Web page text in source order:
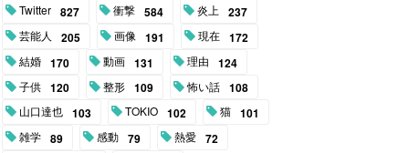
Twitter 827 衝撃 584 炎上 237
芸能人 205 画像 191 現在 172
結婚 170 動画 131 理由 124
子供 120 整形 109 怖い話 108
山口達也 103 TOKIO 102 猫 101
雑学 89 感動 79 熱愛 72